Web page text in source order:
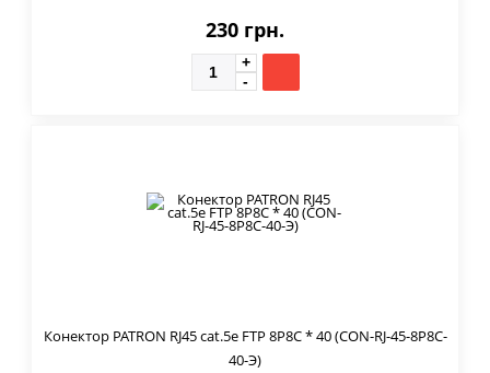
230 грн.
Конектор PATRON RJ45 cat.5e FTP 8P8C * 40 (CON-RJ-45-8P8C-
40-Э)